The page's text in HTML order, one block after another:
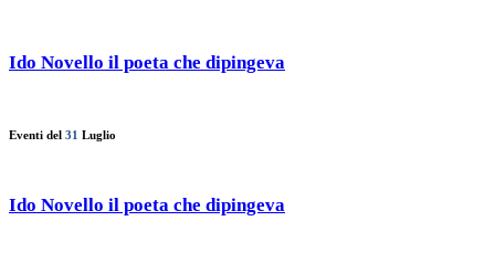
Ido Novello il poeta che dipingeva
Eventi del 31 Luglio
Ido Novello il poeta che dipingeva